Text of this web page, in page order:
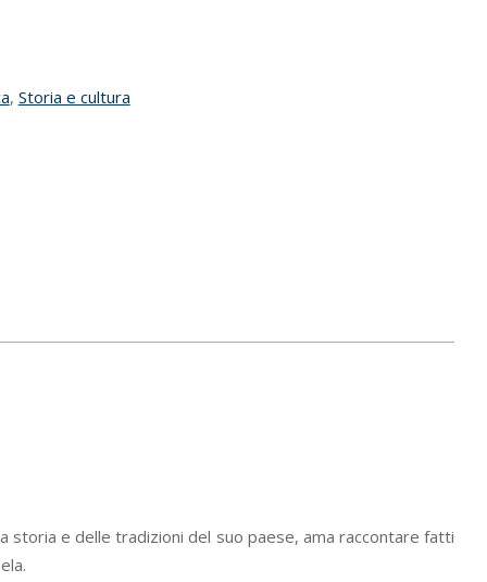
, Storia e cultura
storia e delle tradizioni del suo paese, ama raccontare fatti